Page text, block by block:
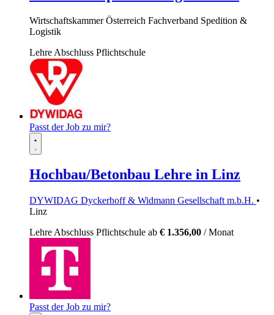
Wirtschaftskammer Österreich Fachverband Spedition &
Logistik
Lehre Abschluss Pflichtschule
Passt der Job zu mir?
Hochbau/Betonbau Lehre in Linz
DYWIDAG Dyckerhoff & Widmann Gesellschaft m.b.H. •
Linz
Lehre Abschluss Pflichtschule ab € 1.356,00 / Monat
Passt der Job zu mir?